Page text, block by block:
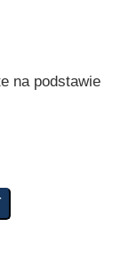
na podstawie